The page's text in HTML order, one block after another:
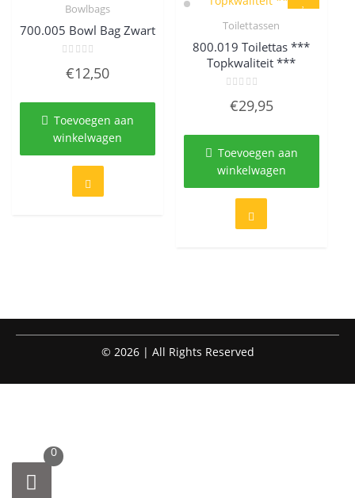
Bowlbags
700.005 Bowl Bag Zwart
0
uit
€12,50
Toevoegen aan
winkelwagen
Toilettassen
800.019 Toilettas ***
Topkwaliteit ***
0
uit
€29,95
Toevoegen aan
winkelwagen
© 2026 | All Rights Reserved
0